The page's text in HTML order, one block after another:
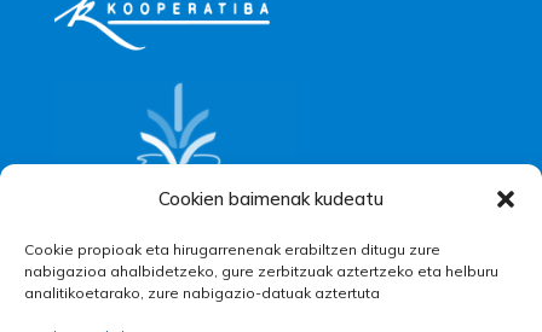
Cookien baimenak kudeatu
Cookie propioak eta hirugarrenenak erabiltzen ditugu zure
nabigazioa ahalbidetzeko, gure zerbitzuak aztertzeko eta helburu
analitikoetarako, zure nabigazio-datuak aztertuta